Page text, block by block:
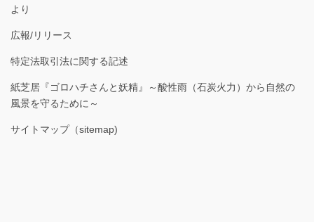
より
広報/リリース
特定法取引法に関する記述
紙芝居『ゴロハチさんと妖精』～酸性雨（石炭火力）から自然の
風景を守るために～
サイトマップ（sitemap)